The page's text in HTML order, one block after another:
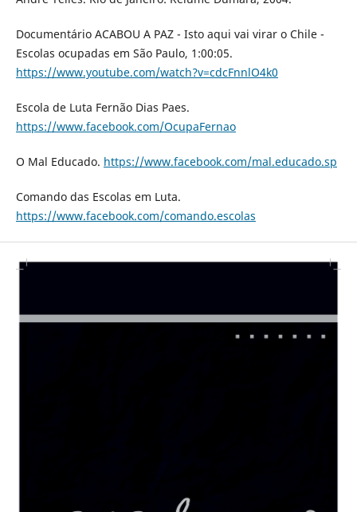
Documentário ACABOU A PAZ - Isto aqui vai virar o Chile -
Escolas ocupadas em São Paulo, 1:00:05.
https://www.youtube.com/watch?v=cdcFnnlO4k0
Escola de Luta Fernão Dias Paes.
https://www.facebook.com/OcupaFernao
O Mal Educado. https://www.facebook.com/mal.educado.sp
Comando das Escolas em Luta.
https://www.facebook.com/comando.escolas